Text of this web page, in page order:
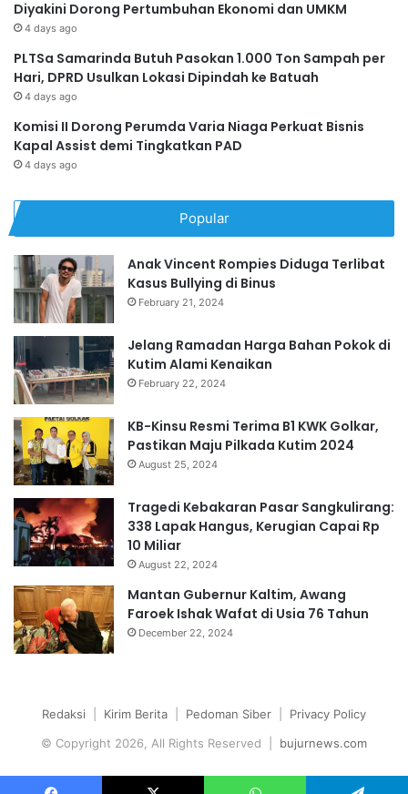
Diyakini Dorong Pertumbuhan Ekonomi dan UMKM
4 days ago
PLTSa Samarinda Butuh Pasokan 1.000 Ton Sampah per
Hari, DPRD Usulkan Lokasi Dipindah ke Batuah
4 days ago
Komisi II Dorong Perumda Varia Niaga Perkuat Bisnis
Kapal Assist demi Tingkatkan PAD
4 days ago
Popular
Anak Vincent Rompies Diduga Terlibat
Kasus Bullying di Binus
February 21, 2024
Jelang Ramadan Harga Bahan Pokok di
Kutim Alami Kenaikan
February 22, 2024
KB-Kinsu Resmi Terima B1 KWK Golkar,
Pastikan Maju Pilkada Kutim 2024
August 25, 2024
Tragedi Kebakaran Pasar Sangkulirang:
338 Lapak Hangus, Kerugian Capai Rp
10 Miliar
August 22, 2024
Mantan Gubernur Kaltim, Awang
Faroek Ishak Wafat di Usia 76 Tahun
December 22, 2024
Redaksi Kirim Berita Pedoman Siber
Privacy Policy
© Copyright 2026, All Rights Reserved | bujurnews.com